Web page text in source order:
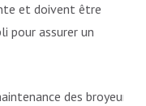
et doivent être
pour assurer un
des broyeurs